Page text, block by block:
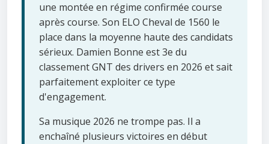
une montée en régime confirmée course
après course. Son ELO Cheval de 1560 le
place dans la moyenne haute des candidats
sérieux. Damien Bonne est 3e du
classement GNT des drivers en 2026 et sait
parfaitement exploiter ce type
d'engagement.
Sa musique 2026 ne trompe pas. Il a
enchaîné plusieurs victoires en début